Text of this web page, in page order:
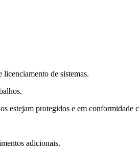
licenciamento de sistemas.
estejam protegidos e em conformidade
adicionais.